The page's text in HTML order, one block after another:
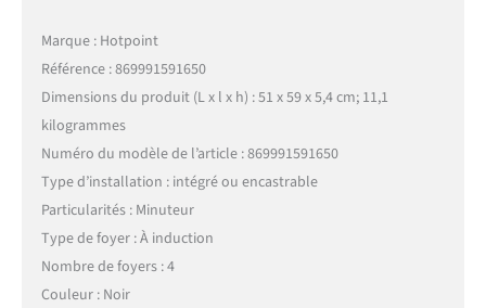
Marque : Hotpoint
Référence : 869991591650
Dimensions du produit (L x l x h) : 51 x 59 x 5,4 cm; 11,1
kilogrammes
Numéro du modèle de l’article : 869991591650
Type d’installation : intégré ou encastrable
Particularités : Minuteur
Type de foyer : À induction
Nombre de foyers : 4
Couleur : Noir